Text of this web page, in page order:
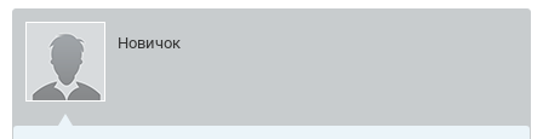
Новичок